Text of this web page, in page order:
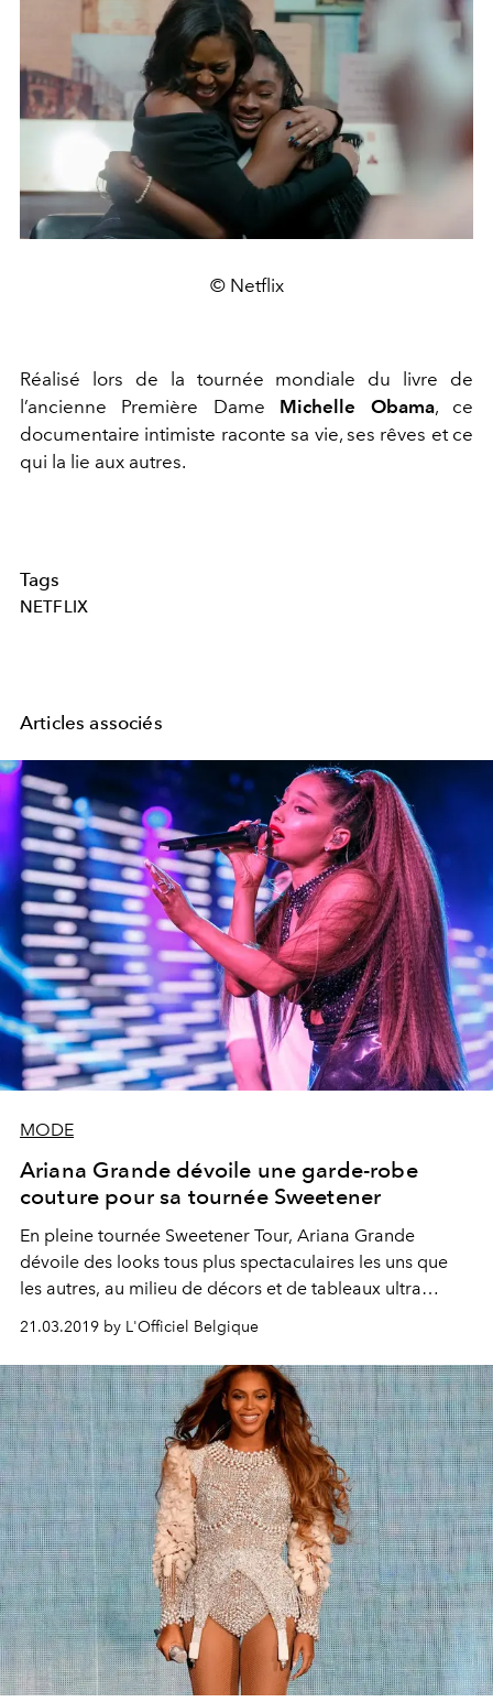
© Netflix
Réalisé lors de la tournée mondiale du livre de
l’ancienne Première Dame Michelle Obama, ce
documentaire intimiste raconte sa vie, ses rêves et ce
qui la lie aux autres.
Tags
NETFLIX
Articles associés
MODE
Ariana Grande dévoile une garde-robe
couture pour sa tournée Sweetener
En pleine tournée Sweetener Tour, Ariana Grande
dévoile des looks tous plus spectaculaires les uns que
les autres, au milieu de décors et de tableaux ultra
léchés. Et pour les réaliser, la chanteuse a fait appel aux
meilleurs du milieu, notamment Versace. Zoom sur ces
tenues 100% couture.
21.03.2019 by L'Officiel Belgique